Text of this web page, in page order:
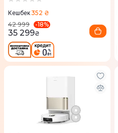
Кешбек352 ₴
42 999
-18%
35 299₴